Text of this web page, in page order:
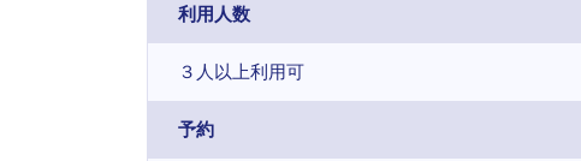
利用人数
３人以上利用可
予約